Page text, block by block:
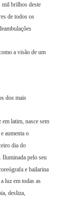
mil brilhos deste
de todos os
a visão de um
dos mais
em latim, nasce sem
aumenta o
dia do
Iluminada pelo seu
e bailarina
luz em todas as
desliza,